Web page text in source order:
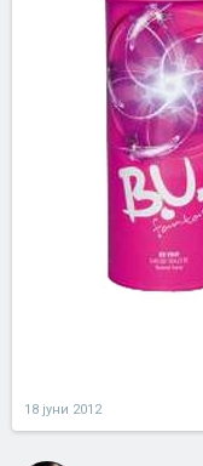
18 јуни 2012